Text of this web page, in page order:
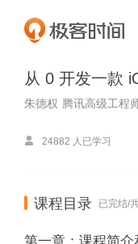
从 0 开发一款
朱德权 腾讯高级工程
 24882 人已学习
课程目录 已完结/
第一章：课程简